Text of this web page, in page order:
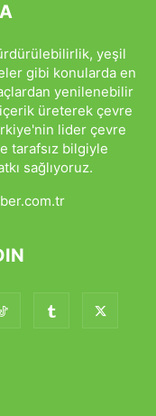
yeşil
gibi konularda en
yenilenebilir
üreterek çevre
lider çevre
tarafsız bilgiyle
sağlıyoruz.